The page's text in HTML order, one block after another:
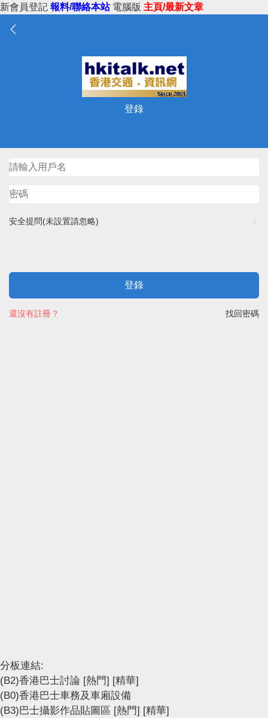
新會員登記 報料/聯絡本站 電腦版 主頁/最新文章
登錄
安全提問(未設置請忽略)
登錄
找回密碼
還沒有註冊？
分板連結:
(B2)香港巴士討論 [熱門] [精華]
(B0)香港巴士車務及車廂設備
(B3)巴士攝影作品貼圖區 [熱門] [精華]